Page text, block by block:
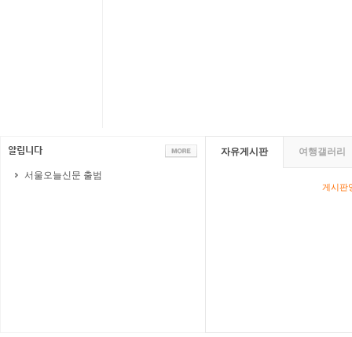
서울오늘신문 출범
자유게시판 여행갤러리
게시판